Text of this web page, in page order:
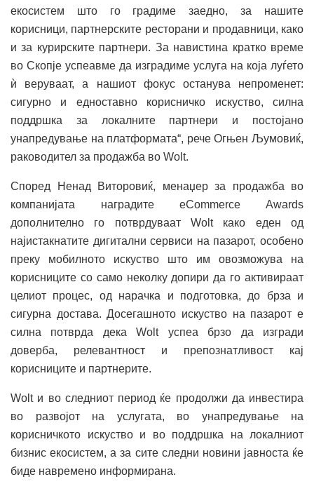
екосистем што го градиме заедно, за нашите
корисници, партнерските ресторани и продавници, како
и за курирските партнери. За навистина кратко време
во Скопје успеавме да изградиме услуга на која луѓето
ѝ веруваат, а нашиот фокус останува непроменет:
сигурно и едноставно корисничко искуство, силна
поддршка за локалните партнери и постојано
унапредување на платформата“, рече Огњен Љумовиќ,
раководител за продажба во Wolt.
Според Ненад Виторовиќ, менаџер за продажба во
компанијата наградите eCommerce Awards
дополнително го потврдуваат Wolt како еден од
најистакнатите дигитални сервиси на пазарот, особено
преку мобилното искуство што им овозможува на
корисниците со само неколку допири да го активираат
целиот процес, од нарачка и подготовка, до брза и
сигурна достава. Досегашното искуство на пазарот е
силна потврда дека Wolt успеа брзо да изгради
доверба, релевантност и препознатливост кај
корисниците и партнерите.
Wolt и во следниот период ќе продолжи да инвестира
во развојот на услугата, во унапредување на
корисничкото искуство и во поддршка на локалниот
бизнис екосистем, а за сите следни новини јавноста ќе
биде навремено информирана.